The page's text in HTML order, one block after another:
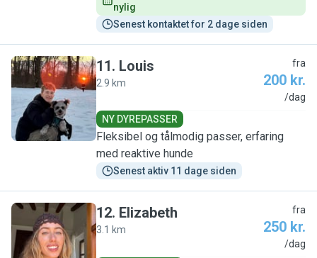
nylig
Senest kontaktet for 2 dage siden
L
11. Louis
2.9 km
fra
200 kr.
/dag
NY DYREPASSER
Fleksibel og tålmodig passer, erfaring
med reaktive hunde
Senest aktiv 11 dage siden
E
12. Elizabeth
3.1 km
fra
250 kr.
/dag